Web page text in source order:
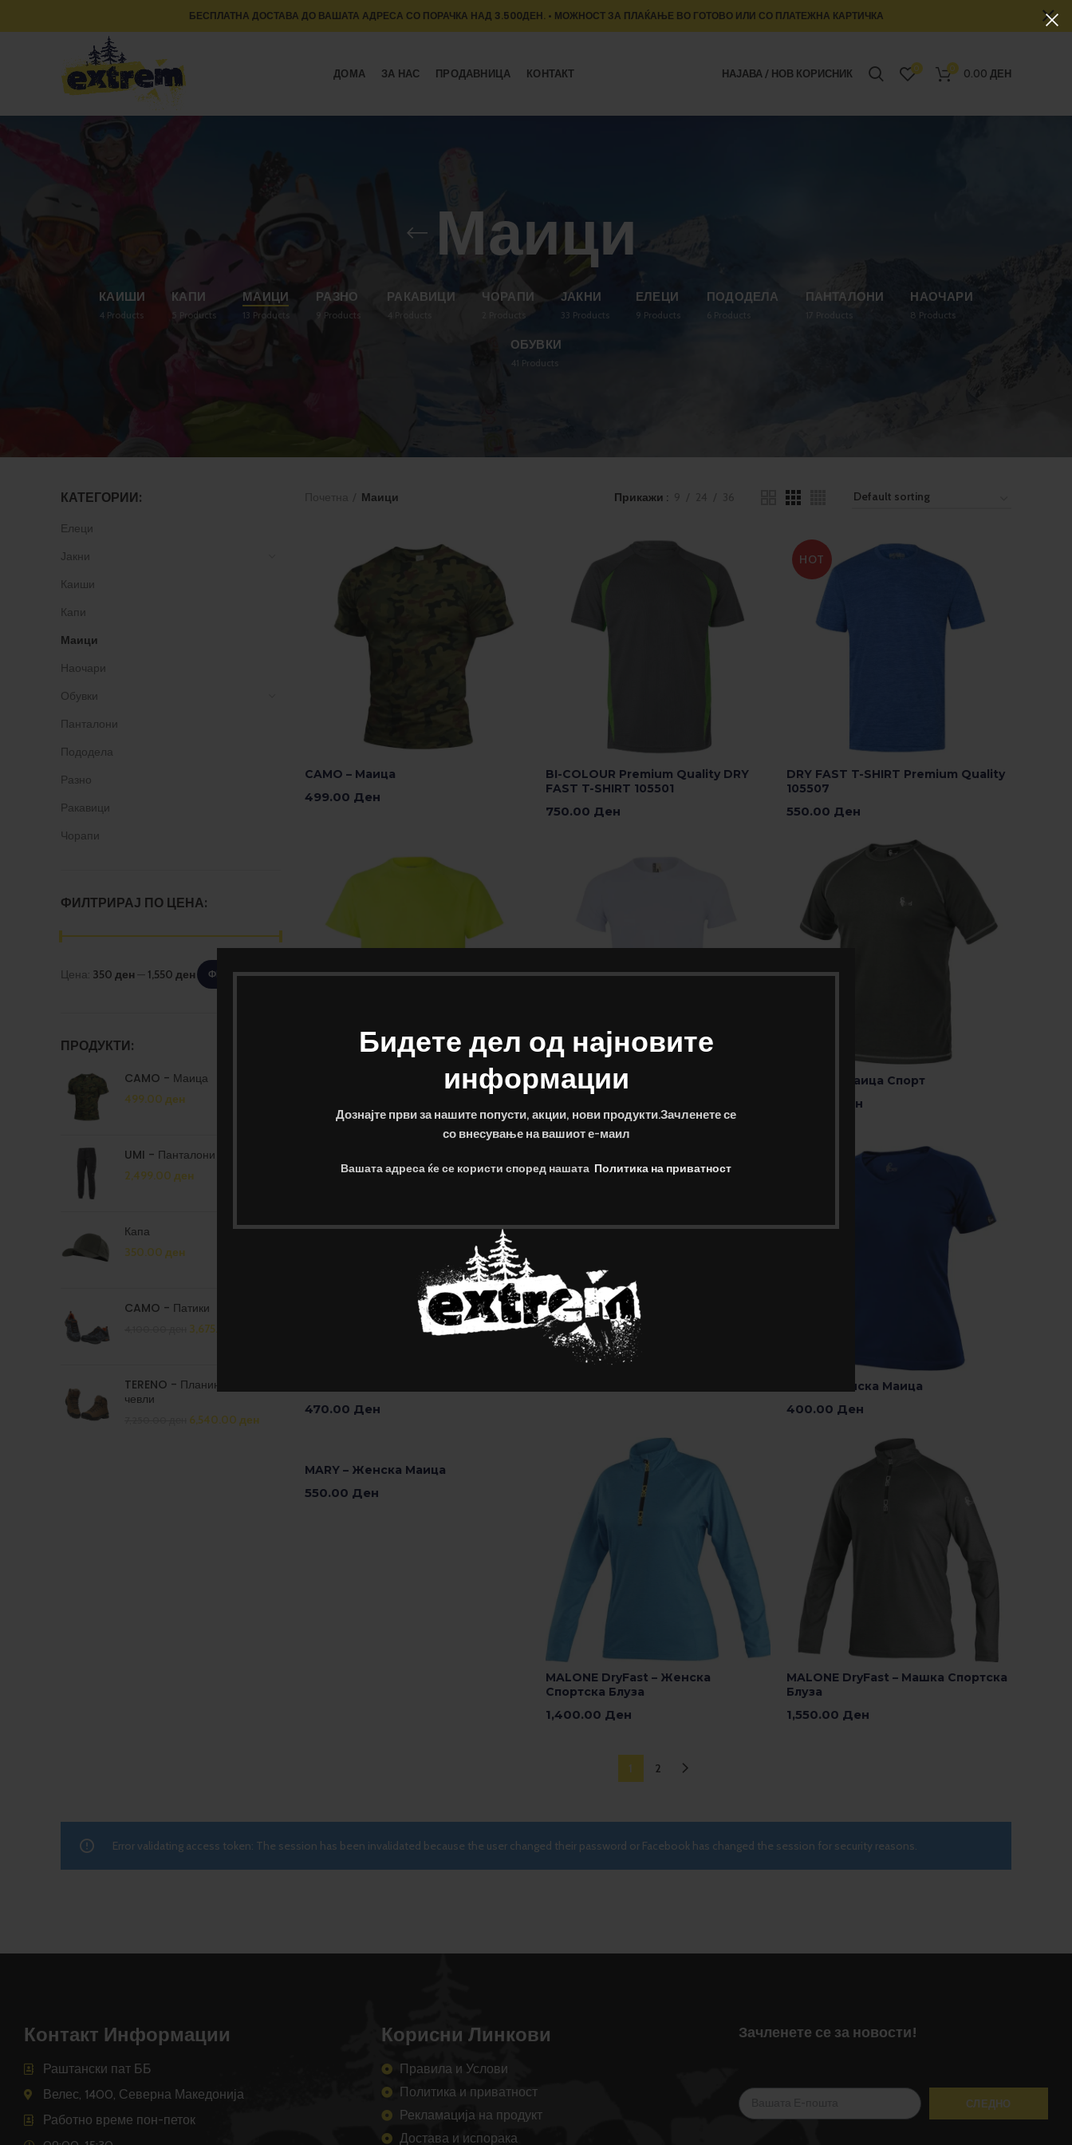
Бидете дел од најновите
информации
Дознајте први за нашите попусти, акции, нови продукти.Зачленете се
со внесување на вашиот е-маил
Вашата адреса ќе се користи според нашата Политика на приватност
ДОМА ЗА НАС ПРОДАВНИЦА КОНТАКТ НАЈАВА / НОВ КОРИСНИК 0 0 0.00 ДЕН
Маици
КАИШИ
4 Products
КАПИ
Products
МАИЦИ
13 Products
РАЗНО
Products
РАКАВИЦИ ЧОРАПИ ЈАКНИ
33 Products
ЕЛЕЦИ
9 Products
ПОДОДЕЛА
6 Products
ПАНТАЛОНИ
Products
НАОЧАРИ
8 Products
ОБУВКИ
41 Products
КАТЕГОРИИ:
Елеци
Јакни
Каиши
Капи
Маици
Наочари
Обувки
Панталони
Пододела
Разно
Ракавици
Чорапи
ФИЛТРИРАЈ ПО ЦЕНА:
ФИЛТРИРАЈ
Цена: 350 ден — 1,550 ден
ПРОДУКТИ:
CAMO - Маица
499.00 ден
UMI - Панталони женски
2,499.00 ден
Капа
350.00 ден
CAMO - Патики
3,675.00
TERENO - Планинарски
чевли
6,540.00 ден
Маици Прикажи
CAMO – Маица
499.00 Ден
BI-COLOUR Premium Quality DRY
FAST T-SHIRT 105501
750.00 Ден
HOT
DRY FAST T-SHIRT Premium Quality
105507
550.00 Ден
DRY-FAST ULTRA SPORT T-Shirt
450.00Ден
DRY FAST SPORT T-SHIRT MK520V ACTIVE – Маица Спорт
Ден
470.00 Ден
DANIEL – Маица
Изберете Опции
ELLA – Женска Маица
400.00 Ден
MARY – Женска Маица
550.00 Ден
MALONE DryFast – Женска
Спортска Блуза
1,400.00 Ден
MALONE DryFast – Машка Спортска
Блуза
1,550.00 Ден
1
2
Error validating access token: The session has been invalidated because the user changed their password or Facebook has changed the session for security reasons.
Контакт Информации
Раштански пат ББ
Велес, 1400, Северна Македонија
Работно време пон-петок
Корисни Линкови
Правила и Услови
Политика и приватност
Рекламација на продукт
Достава и испорака
Зачленете се за новости!
БЕСПЛАТНА ДОСТАВА ДО ВАШАТА АДРЕСА СО ПОРАЧКА НАД 3.500ДЕН. • МОЖНОСТ ЗА ПЛАЌАЊЕ ВО ГОТОВО ИЛИ СО ПЛАТЕЖНА КАРТИЧКА